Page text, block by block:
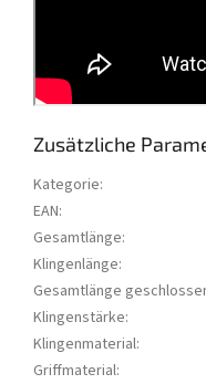
Zusätzliche
Kategorie:
EAN:
Gesamtlänge:
Klingenlänge:
Gesamtlänge
Klingenstärke:
Klingenmaterial:
Griffmaterial: